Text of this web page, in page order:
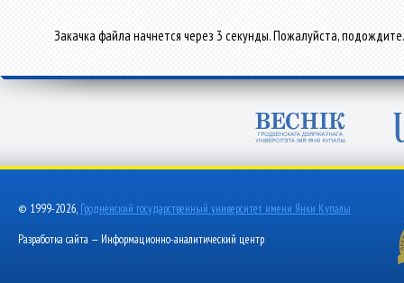
Закачка файла начнется через 3 секунды. Пожалуйста, подождите.
© 1999-2026, Гродненский государственный университет имени Янки Купалы
Разработка сайта — Информационно-аналитический центр